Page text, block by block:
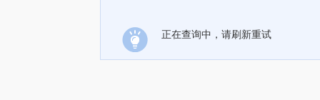
正在查询中，请刷新重试